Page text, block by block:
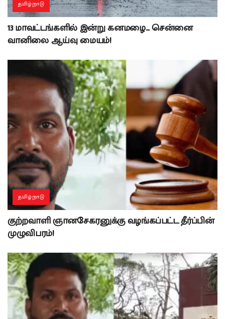
தமிழ்நாடு
13 மாவட்டங்களில் இன்று கனமழை… சென்னை
வானிலை ஆய்வு மையம்!
தமிழ்நாடு
குற்றவாளி ஞானசேகரனுக்கு வழங்கப்பட்ட தீர்ப்பின்
முழுவிபரம்!